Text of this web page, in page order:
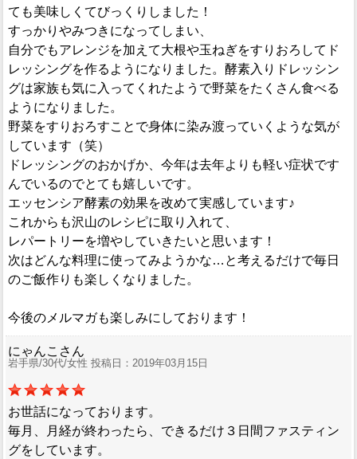
ても美味しくてびっくりしました！
すっかりやみつきになってしまい、
自分でもアレンジを加えて大根や玉ねぎをすりおろしてド
レッシングを作るようになりました。酵素入りドレッシン
グは家族も気に入ってくれたようで野菜をたくさん食べる
ようになりました。
野菜をすりおろすことで身体に染み渡っていくような気が
しています（笑）
ドレッシングのおかげか、今年は去年よりも軽い症状です
んでいるのでとても嬉しいです。
エッセンシア酵素の効果を改めて実感しています♪
これからも沢山のレシピに取り入れて、
レパートリーを増やしていきたいと思います！
次はどんな料理に使ってみようかな…と考えるだけで毎日
のご飯作りも楽しくなりました。
今後のメルマガも楽しみにしております！
にゃんこさん
岩手県/30代/女性 投稿日：2019年03月15日
お世話になっております。
毎月、月経が終わったら、できるだけ３日間ファスティン
グをしています。